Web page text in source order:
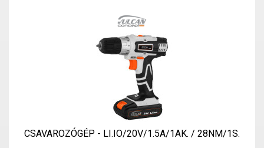
CSAVAROZÓGÉP - LI.IO/20V/1.5A/1AK. / 28NM/1S.